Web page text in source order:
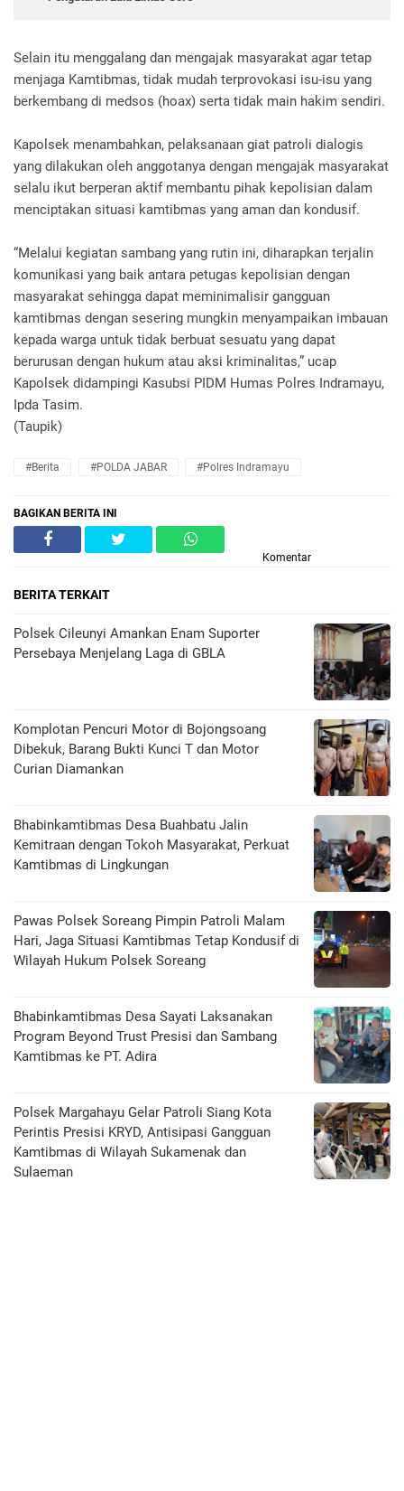
Selain itu menggalang dan mengajak masyarakat agar tetap
menjaga Kamtibmas, tidak mudah terprovokasi isu-isu yang
berkembang di medsos (hoax) serta tidak main hakim sendiri.
Kapolsek menambahkan, pelaksanaan giat patroli dialogis
yang dilakukan oleh anggotanya dengan mengajak masyarakat
selalu ikut berperan aktif membantu pihak kepolisian dalam
menciptakan situasi kamtibmas yang aman dan kondusif.
“Melalui kegiatan sambang yang rutin ini, diharapkan terjalin
komunikasi yang baik antara petugas kepolisian dengan
masyarakat sehingga dapat meminimalisir gangguan
kamtibmas dengan sesering mungkin menyampaikan imbauan
kepada warga untuk tidak berbuat sesuatu yang dapat
berurusan dengan hukum atau aksi kriminalitas,” ucap
Kapolsek didampingi Kasubsi PIDM Humas Polres Indramayu,
Ipda Tasim.
(Taupik)
#Berita #POLDA JABAR #Polres Indramayu
BAGIKAN BERITA INI
Komentar
BERITA TERKAIT
Polsek Cileunyi Amankan Enam Suporter
Persebaya Menjelang Laga di GBLA
Komplotan Pencuri Motor di Bojongsoang
Dibekuk, Barang Bukti Kunci T dan Motor
Curian Diamankan
Bhabinkamtibmas Desa Buahbatu Jalin
Kemitraan dengan Tokoh Masyarakat, Perkuat
Kamtibmas di Lingkungan
Pawas Polsek Soreang Pimpin Patroli Malam
Hari, Jaga Situasi Kamtibmas Tetap Kondusif di
Wilayah Hukum Polsek Soreang
Bhabinkamtibmas Desa Sayati Laksanakan
Program Beyond Trust Presisi dan Sambang
Kamtibmas ke PT. Adira
Polsek Margahayu Gelar Patroli Siang Kota
Perintis Presisi KRYD, Antisipasi Gangguan
Kamtibmas di Wilayah Sukamenak dan
Sulaeman